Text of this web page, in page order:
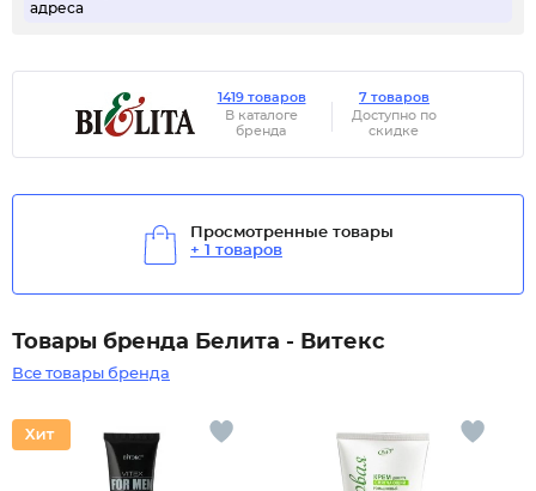
адреса
1419 товаров
В каталоге
бренда
7 товаров
Доступно по
скидке
Просмотренные товары
+ 1 товаров
Товары бренда Белита - Витекс
Все товары бренда